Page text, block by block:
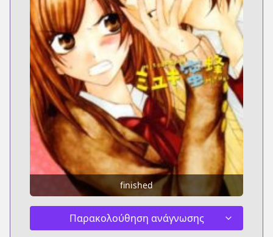
finished
Παρακολούθηση ανάγνωσης